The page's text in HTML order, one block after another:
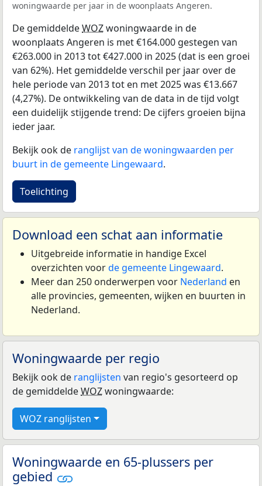
woningwaarde per jaar in de woonplaats Angeren.
De gemiddeldeWOZwoningwaarde in de
woonplaats Angeren is met €164.000 gestegen van
€263.000 in 2013 tot €427.000 in 2025 (dat is een groei
van 62%). Het gemiddelde verschil per jaar over de
hele periode van 2013 tot en met 2025 was €13.667
(4,27%). De ontwikkeling van de data in de tijd volgt
een duidelijk stijgende trend: De cijfers groeien bijna
ieder jaar.
Bekijk ook de ranglijst van de woningwaarden per
buurt in de gemeente Lingewaard.
Toelichting
Download een schat aan informatie
Uitgebreide informatie in handige Excel
overzichten voorde gemeente Lingewaard.
Meer dan 250 onderwerpen voor Nederland en
alle provincies, gemeenten, wijken en buurten in
Nederland.
Woningwaarde per regio
Bekijk ook de ranglijsten van regio's gesorteerd op
de gemiddeldeWOZwoningwaarde:
WOZ ranglijsten
Woningwaarde en 65-plussers per
gebied